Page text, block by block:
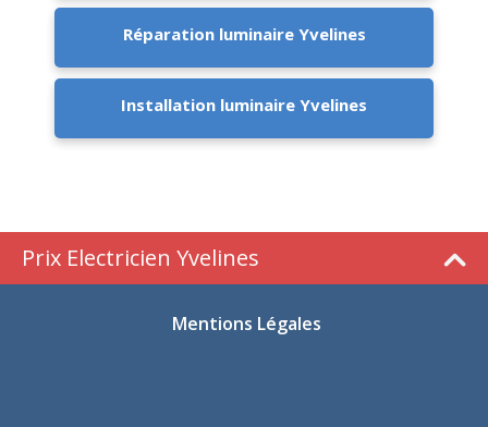
Réparation luminaire Yvelines
Installation luminaire Yvelines
Prix Electricien Yvelines
Mentions Légales